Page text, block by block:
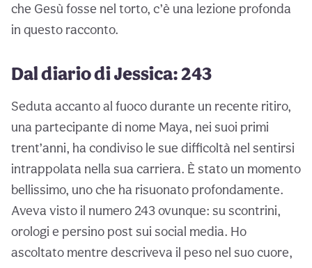
che Gesù fosse nel torto, c’è una lezione profonda
in questo racconto.
Dal diario di Jessica: 243
Seduta accanto al fuoco durante un recente ritiro,
una partecipante di nome Maya, nei suoi primi
trent’anni, ha condiviso le sue difficoltà nel sentirsi
intrappolata nella sua carriera. È stato un momento
bellissimo, uno che ha risuonato profondamente.
Aveva visto il numero 243 ovunque: su scontrini,
orologi e persino post sui social media. Ho
ascoltato mentre descriveva il peso nel suo cuore,